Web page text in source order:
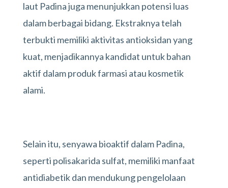
laut Padina juga menunjukkan potensi luas
dalam berbagai bidang. Ekstraknya telah
terbukti memiliki aktivitas antioksidan yang
kuat, menjadikannya kandidat untuk bahan
aktif dalam produk farmasi atau kosmetik
alami.
Selain itu, senyawa bioaktif dalam Padina,
seperti polisakarida sulfat, memiliki manfaat
antidiabetik dan mendukung pengelolaan